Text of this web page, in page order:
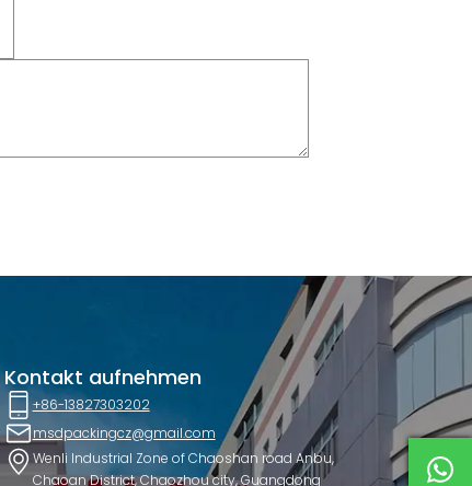
Kontakt aufnehmen
+86-13827303202
msdpackingcz@gmail.com
Wenli Industrial Zone of Chaoshan road Anbu,
Chaoan District, Chaozhou city, Guangdong